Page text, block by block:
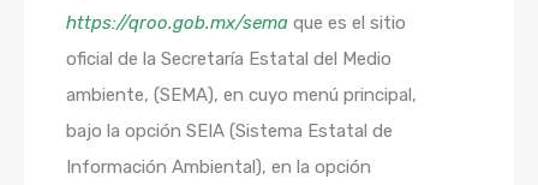
https://qroo.gob.mx/sema que es el sitio
oficial de la Secretaría Estatal del Medio
ambiente, (SEMA), en cuyo menú principal,
bajo la opción SEIA (Sistema Estatal de
Información Ambiental), en la opción